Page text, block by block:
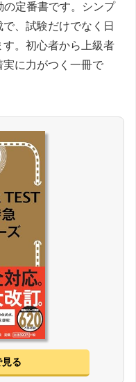
定番書です。シンプ
、試験だけでなく日
。初心者から上級者
実に力がつく一冊で
る